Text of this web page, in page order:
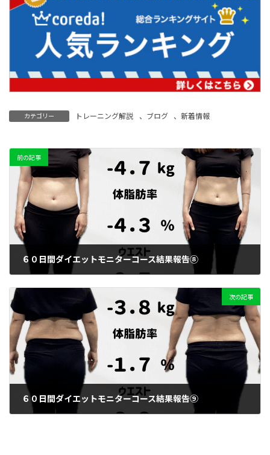
カテゴリー トレーニング解説 、 ブログ 、新着情報
前の記事
６０日間ダイエットモニターコース結果報告⑧
次の記事
６０日間ダイエットモニターコース結果報告⑨